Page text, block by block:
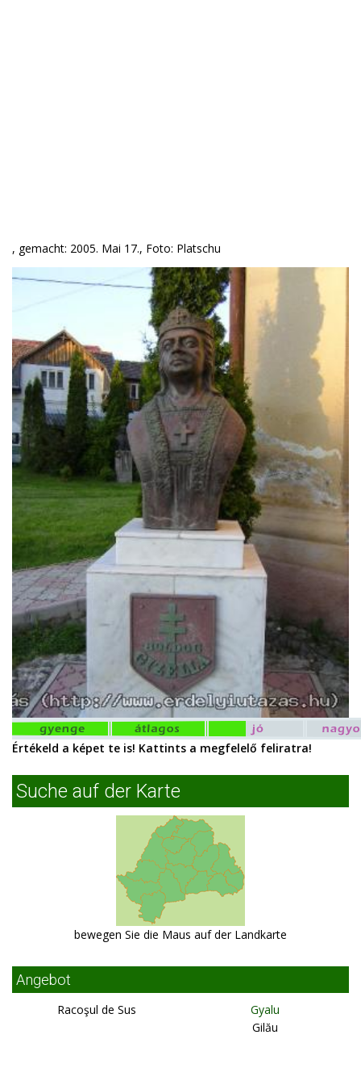
, gemacht: 2005. Mai 17., Foto: Platschu
Értékeld a képet te is! Kattints a megfelelő feliratra!
Suche auf der Karte
bewegen Sie die Maus auf der Landkarte
Angebot
Racoşul de Sus
Gyalu
Gilău